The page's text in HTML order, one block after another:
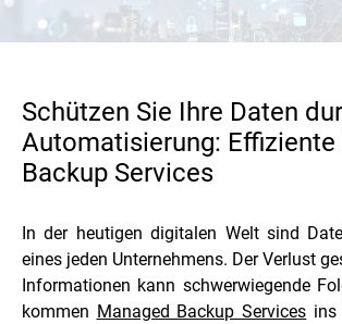
Schützen Sie Ihre Daten
Automatisierung: Effiziente
Backup Services
In der heutigen digitalen Welt sind
eines jeden Unternehmens. Der Verlust
Informationen kann schwerwiegende
kommen Managed Backup Services ins